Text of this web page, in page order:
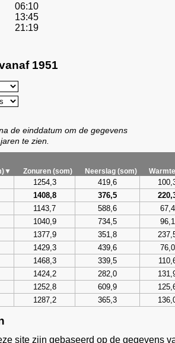
06:10
13:45
21:19
1951
de einddatum om de gegevens
te zien.
Zonuren (som) Neerslag (som)
1254,3 419,6
1408,8 376,5
1143,7 588,6 67,4
1040,9 734,5 96,1
1377,9 351,8
1429,3 439,6 76,0
1468,3 339,5
1424,2 282,0
1252,8 609,9
1287,2 365,3
site zijn gebaseerd op de gegevens